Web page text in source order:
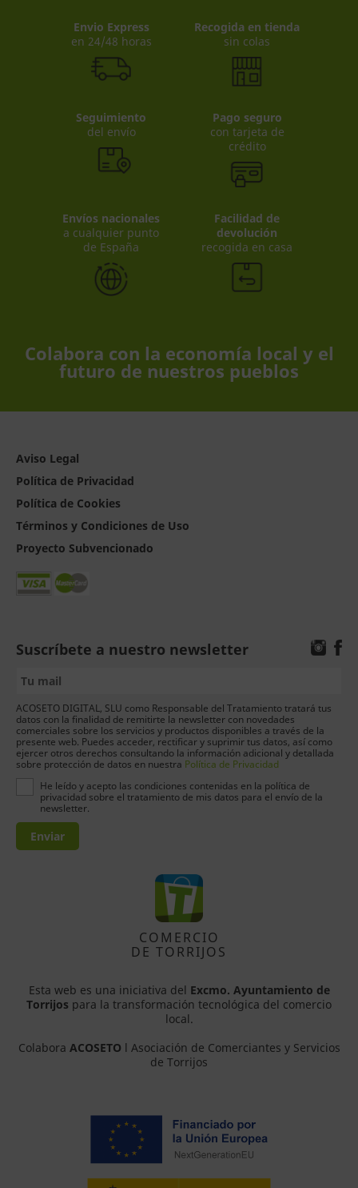
Envio Express
en 24/48 horas
Recogida en tienda
sin colas
Seguimiento
del envío
Pago seguro
con tarjeta de
crédito
Envíos nacionales
a cualquier punto
de España
Facilidad de
devolución
recogida en casa
Colabora con la economía local y el
futuro de nuestros pueblos
Aviso Legal
Política de Privacidad
Política de Cookies
Términos y Condiciones de Uso
Proyecto Subvencionado
Suscríbete a nuestro newsletter
ACOSETO DIGITAL, SLU como Responsable del Tratamiento tratará tus
datos con la finalidad de remitirte la newsletter con novedades
comerciales sobre los servicios y productos disponibles a través de la
presente web. Puedes acceder, rectificar y suprimir tus datos, así como
ejercer otros derechos consultando la información adicional y detallada
sobre protección de datos en nuestra Política de Privacidad
He leído y acepto las condiciones contenidas en la política de
privacidad sobre el tratamiento de mis datos para el envío de la
newsletter.
Enviar
COMERCIO
DE TORRIJOS
Esta web es una iniciativa del Excmo. Ayuntamiento de
Torrijos para la transformación tecnológica del comercio
local.
Colabora ACOSETO l Asociación de Comerciantes y Servicios
de Torrijos